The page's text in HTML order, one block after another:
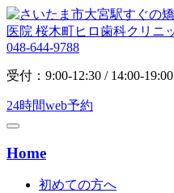
048-644-9788
受付：9:00-12:30 / 14:00-19:00
24時間web予約
Home
初めての方へ